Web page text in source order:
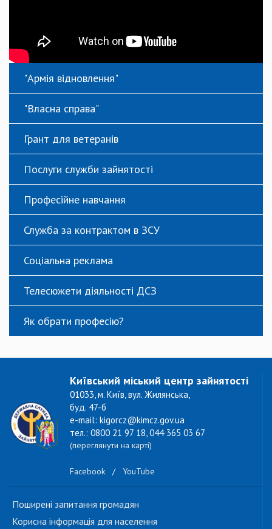
"Армія відновлення"
"Власна справа"
Грант для ветеранів
Послуги служби зайнятості
Професійне навчання
Служба за контрактом в ЗСУ
Соціальна реклама
Телесюжети діяльності ДСЗ
Як обрати професію?
Київський міський центр зайнятості
01033, м. Київ, вул. Жилянська,
буд. 47-б
e-mail: kigorcz@kimcz.gov.ua
тел.: 0800 21 97 18, 044 365 03 67
(переглянути на карті)
Facebook / YouTube
Поширені запитання громадян
Корисна інформація для населення